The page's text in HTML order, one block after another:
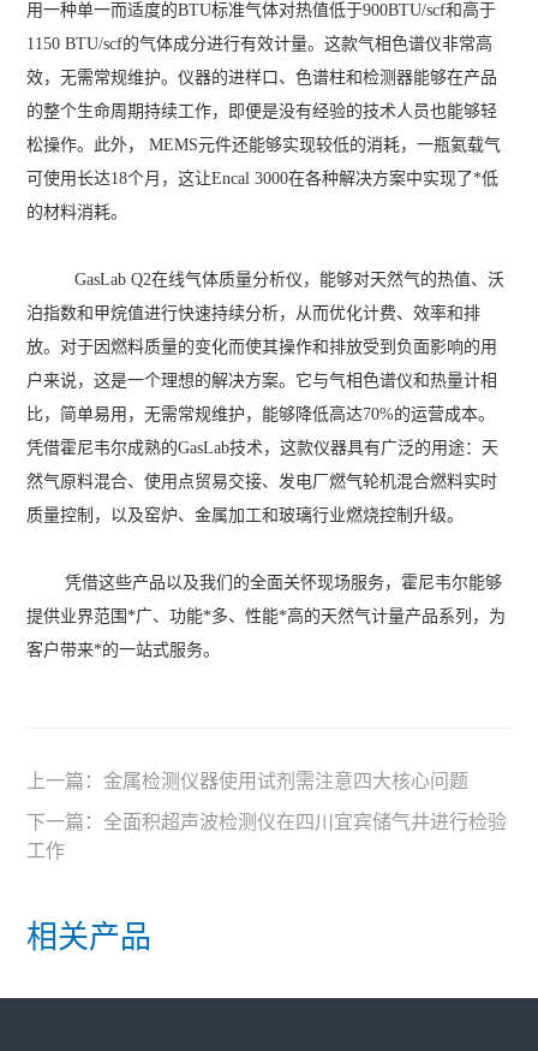
用一种单一而适度的BTU标准气体对热值低于900BTU/scf和高于
1150 BTU/scf的气体成分进行有效计量。这款气相色谱仪非常高
效，无需常规维护。仪器的进样口、色谱柱和检测器能够在产品
的整个生命周期持续工作，即便是没有经验的技术人员也能够轻
松操作。此外， MEMS元件还能够实现较低的消耗，一瓶氦载气
可使用长达18个月，这让Encal 3000在各种解决方案中实现了*低
的材料消耗。
GasLab Q2在线气体质量分析仪，能够对天然气的热值、沃
泊指数和甲烷值进行快速持续分析，从而优化计费、效率和排
放。对于因燃料质量的变化而使其操作和排放受到负面影响的用
户来说，这是一个理想的解决方案。它与气相色谱仪和热量计相
比，简单易用，无需常规维护，能够降低高达70%的运营成本。
凭借霍尼韦尔成熟的GasLab技术，这款仪器具有广泛的用途：天
然气原料混合、使用点贸易交接、发电厂燃气轮机混合燃料实时
质量控制，以及窑炉、金属加工和玻璃行业燃烧控制升级。
凭借这些产品以及我们的全面关怀现场服务，霍尼韦尔能够
提供业界范围*广、功能*多、性能*高的天然气计量产品系列，为
客户带来*的一站式服务。
上一篇：金属检测仪器使用试剂需注意四大核心问题
下一篇：全面积超声波检测仪在四川宜宾储气井进行检验
工作
相关产品